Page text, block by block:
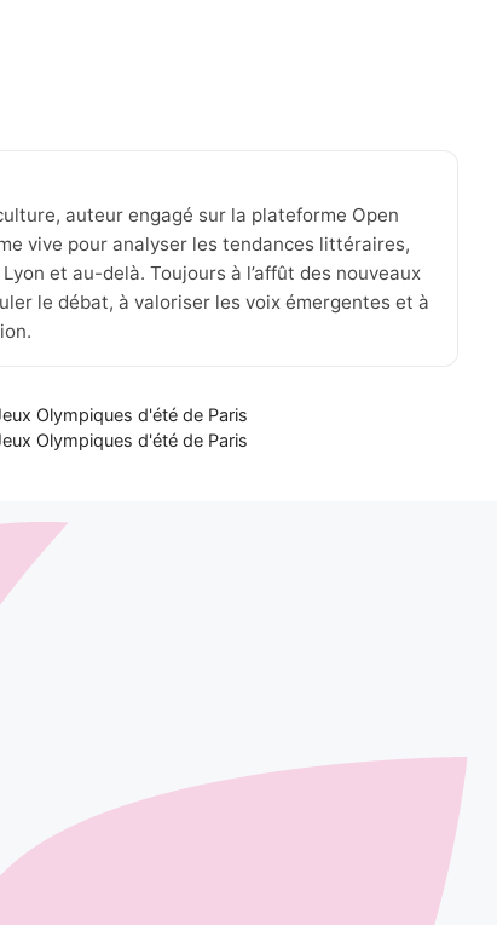
auteur engagé sur la plateforme Open
vive pour analyser les tendances littéraires,
et au-delà. Toujours à l’affût des nouveaux
le débat, à valoriser les voix émergentes et à
Olympiques d'été de Paris
Olympiques d'été de Paris